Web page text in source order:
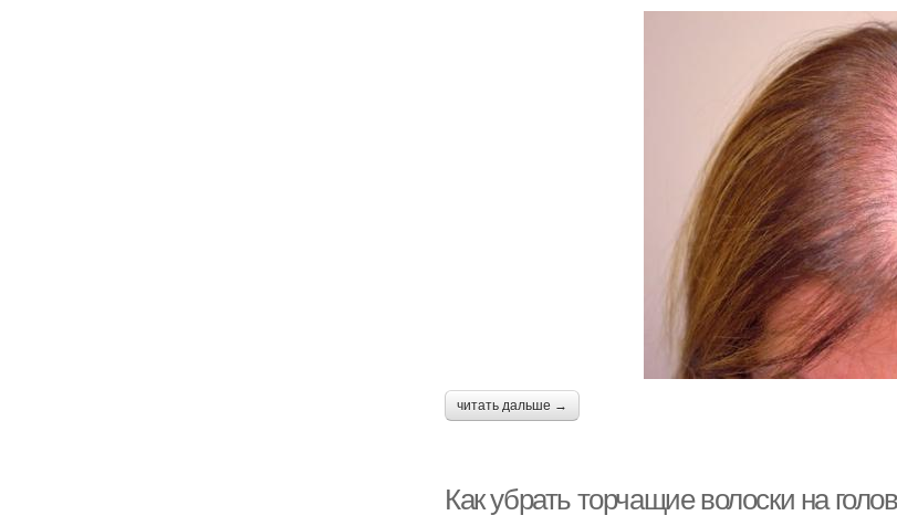
читать дальше →
Как убрать торчащие волоски на